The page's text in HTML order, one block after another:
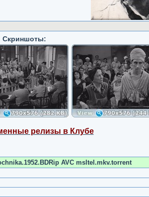
Скриншоты:
релизы в Клубе
AVC msltel.mkv.torrent